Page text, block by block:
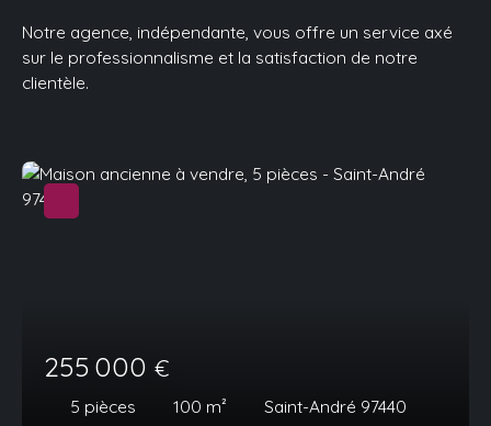
Notre agence, indépendante, vous offre un service axé
sur le professionnalisme et la satisfaction de notre
clientèle.
255 000 €
5 pièces 100 m² Saint-André 97440